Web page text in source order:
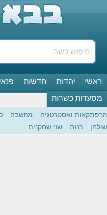
ראשי יהדות חדשות פנאי
מסעדות כשרות
הרפתקאות ואסטרטגיה מחשבה
שולחן
בנות שני שחקנים